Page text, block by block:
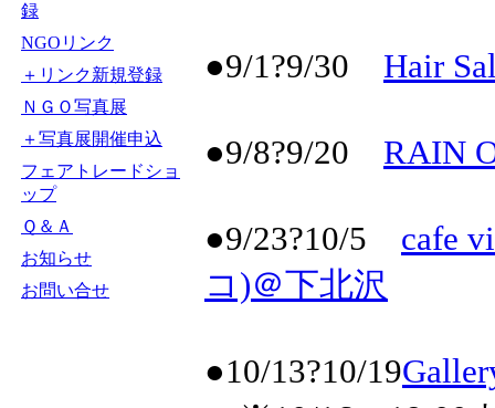
録
NGOリンク
＋リンク新規登録
ＮＧＯ写真展
＋写真展開催申込
フェアトレードショ
ップ
Ｑ＆Ａ
お知らせ
お問い合せ
●9/1?9/30 Hair
●9/8?9/20 RAIN
●9/23?10/5 cafe
コ)＠下北沢
●10/13?10/19